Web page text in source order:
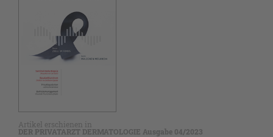
Artikel erschienen in
DER PRIVATARZT DERMATOLOGIE Ausgabe 04/2023